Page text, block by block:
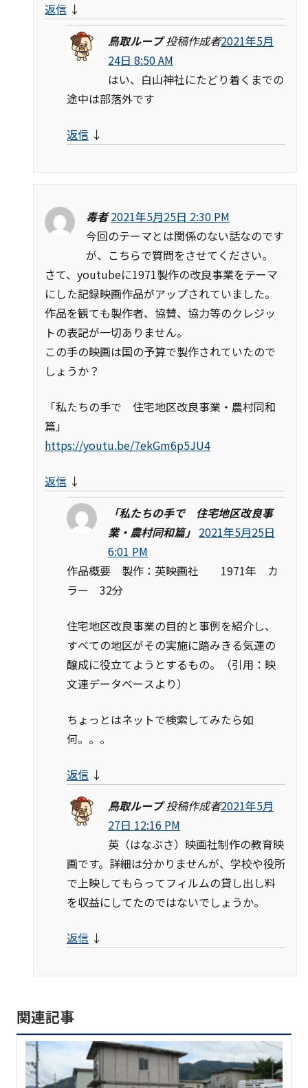
返信 ↓
鳥取ループ 投稿作成者2021年5月
24日 8:50 AM
はい、白山神社にたどり着くまでの
途中は部落外です
返信 ↓
毒者 2021年5月25日 2:30 PM
今回のテーマとは関係のない話なのです
が、こちらで質問をさせてください。
さて、youtubeに1971製作の改良事業をテーマ
にした記録映画作品がアップされていました。
作品を観ても製作者、協賛、協力等のクレジッ
トの表記が一切ありません。
この手の映画は国の予算で製作されていたので
しょうか？
「私たちの手で 住宅地区改良事業・農村同和
篇」
https://youtu.be/7ekGm6p5JU4
返信 ↓
「私たちの手で 住宅地区改良事
業・農村同和篇」 2021年5月25日
6:01 PM
作品概要 製作：英映画社 1971年 カ
ラー 32分
住宅地区改良事業の目的と事例を紹介し、
すべての地区がその実施に踏みきる気運の
醸成に役立てようとするもの。（引用：映
文連データベースより）
ちょっとはネットで検索してみたら如
何。。。
返信 ↓
鳥取ループ 投稿作成者2021年5月
27日 12:16 PM
英（はなぶさ）映画社制作の教育映
画です。詳細は分かりませんが、学校や役所
で上映してもらってフィルムの貸し出し料
を収益にしてたのではないでしょうか。
返信 ↓
関連記事